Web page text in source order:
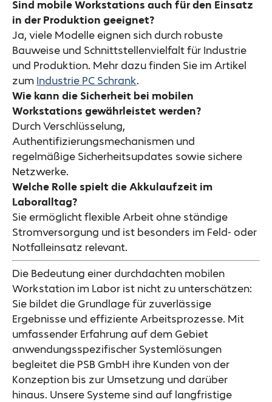
Sind mobile Workstations auch für den Einsatz
in der Produktion geeignet?
Ja, viele Modelle eignen sich durch robuste
Bauweise und Schnittstellenvielfalt für Industrie
und Produktion. Mehr dazu finden Sie im Artikel
zum Industrie PC Schrank.
Wie kann die Sicherheit bei mobilen
Workstations gewährleistet werden?
Durch Verschlüsselung,
Authentifizierungsmechanismen und
regelmäßige Sicherheitsupdates sowie sichere
Netzwerke.
Welche Rolle spielt die Akkulaufzeit im
Laboralltag?
Sie ermöglicht flexible Arbeit ohne ständige
Stromversorgung und ist besonders im Feld- oder
Notfalleinsatz relevant.
Die Bedeutung einer durchdachten mobilen
Workstation im Labor ist nicht zu unterschätzen:
Sie bildet die Grundlage für zuverlässige
Ergebnisse und effiziente Arbeitsprozesse. Mit
umfassender Erfahrung auf dem Gebiet
anwendungsspezifischer Systemlösungen
begleitet die PSB GmbH ihre Kunden von der
Konzeption bis zur Umsetzung und darüber
hinaus. Unsere Systeme sind auf langfristige